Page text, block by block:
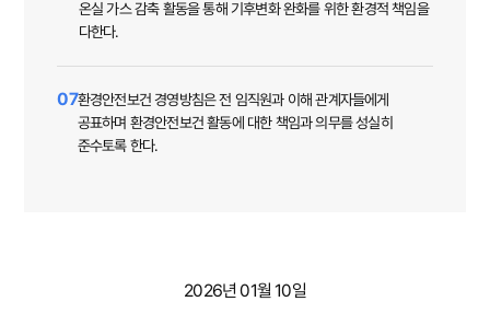
온실 가스 감축 활동을 통해 기후변화 완화를 위한 환경적 책임을
다한다.
07환경안전보건 경영방침은 전 임직원과 이해 관계자들에게
공표하며 환경안전보건 활동에 대한 책임과 의무를 성실히
준수토록 한다.
2026년 01월 10일